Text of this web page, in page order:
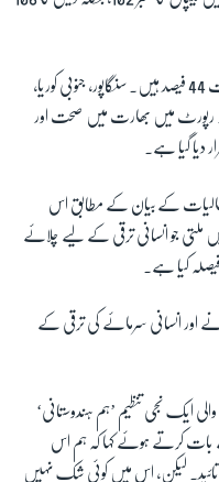
بھارت میں 60 سال تک زندہ رہنے کے امکانات 44 فیصد ہیں۔ سنگاپور، جنوبی کوریا،
رپورٹ میں بھارت میں صحت اور
دیا گیا ہے۔
کے بیان کے مطابق اس
ملتی جو انسانی ترقی کے لیے چلائے
کیا ہے۔
اور انسانی سرمائے کی ترقی کے
ایک نجی تنظیم ’ہم ہندوستانی‘
بات کرتے ہوئے کہا کہ ہم اس
تائید۔ لیکن، اس میں کوئی شک نہیں